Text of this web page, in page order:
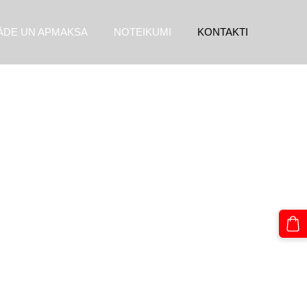
UN APMAKSA NOTEIKUMI KONTAKTI